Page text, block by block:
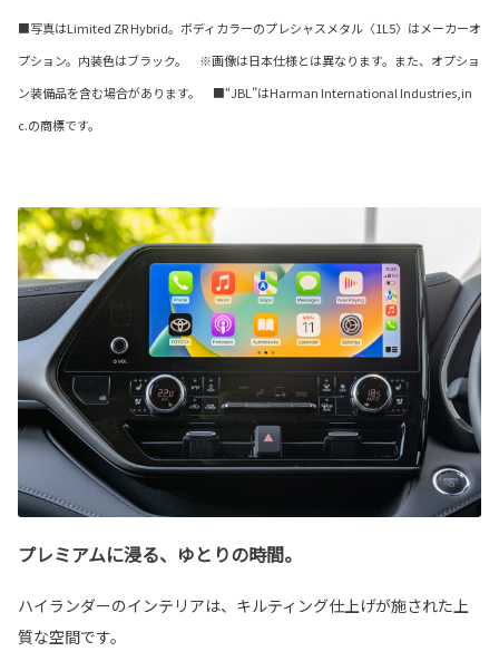
■写真はLimited ZR Hybrid。ボディカラーのプレシャスメタル〈1L5〉はメーカーオ
プション。内装色はブラック。 ※画像は日本仕様とは異なります。また、オプショ
ン装備品を含む場合があります。 ■“JBL”はHarman International Industries,in
c.の商標です。
プレミアムに浸る、ゆとりの時間。
ハイランダーのインテリアは、キルティング仕上げが施された上
質な空間です。